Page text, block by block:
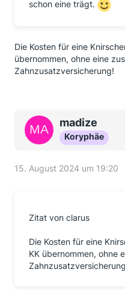
schon eine trägt.
Die Kosten für eine
übernommen, ohne eine
Zahnzusatzversicherung!
madize
Koryphäe
15. August 2024 um 19:20
Zitat von clarus
Die Kosten für eine
KK übernommen, ohne